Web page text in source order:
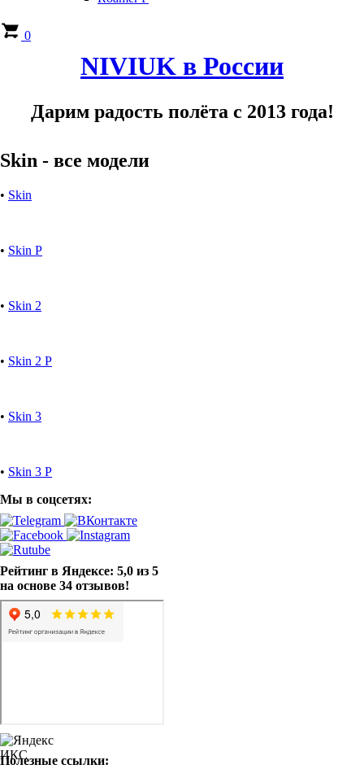
0
NIVIUK в России
Дарим радость полёта с 2013 года!
Skin - все модели
• Skin
• Skin P
• Skin 2
• Skin 2 P
• Skin 3
• Skin 3 P
Мы в соцсетях:
Рейтинг в Яндексе: 5,0 из 5
на основе 34 отзывов!
Полезные ссылки: